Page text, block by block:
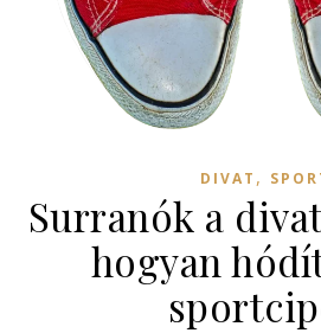
DIVAT ,
Surranók a
hogyan